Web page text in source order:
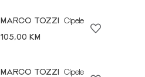
MARCO TOZZI
Cipele
105,00 KM
MARCO TOZZI
Cipele